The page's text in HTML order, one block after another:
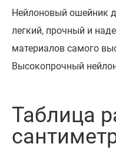
Нейлоновый ошейник
легкий, прочный и
материалов самого
Высокопрочный
пряжкой, которая
резинкой, что
Таблица